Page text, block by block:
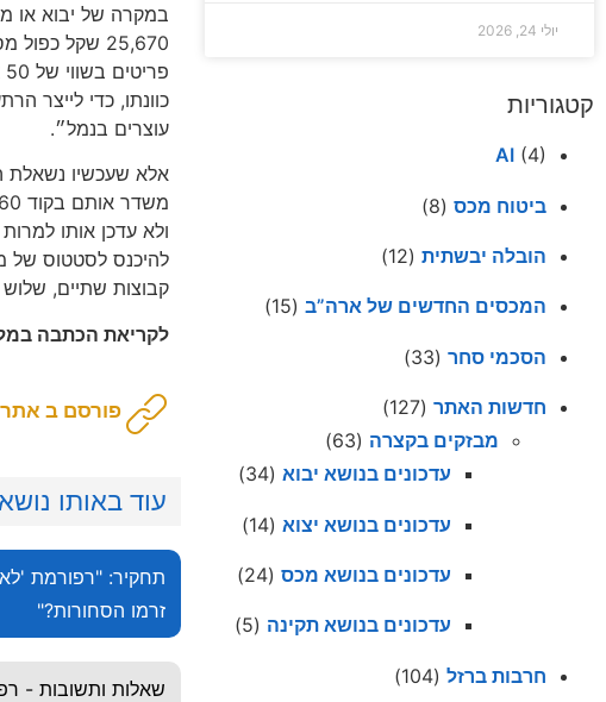
יולי 24, 2026
קטגוריות
AI (4)
ביטוח מכס (8)
הובלה יבשתית (12)
המכסים החדשים של ארה”ב (15)
הסכמי סחר (33)
חדשות האתר (127)
מבזקים בקצרה (63)
עדכונים בנושא יבוא (34)
עדכונים בנושא יצוא (14)
עדכונים בנושא מכס (24)
עדכונים בנושא תקינה (5)
חרבות ברזל (104)
במקרה של יבוא או
כוונתו, כדי לייצר
עוצרים בנמל״.
אלא שעכשיו נשאלת
ולא עדכן אותו
קבוצות שתיים,
לקריאת הכתבה
פורסם ב אתר port2port
עוד באותו
תחקיר: "רפורמת
זרמו הסחורות?"
שאלות ותשובות -